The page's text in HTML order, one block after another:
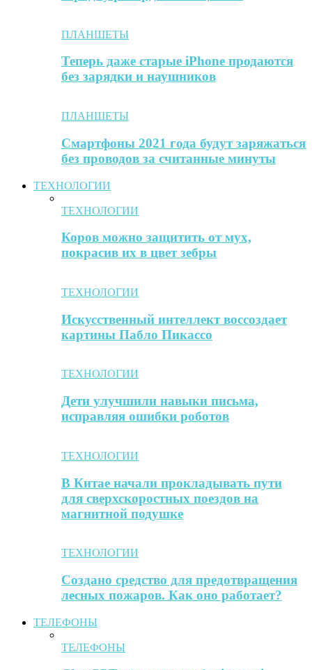
ПЛАНШЕТЫ
Теперь даже старые iPhone продаются
без зарядки и наушников
ПЛАНШЕТЫ
Смартфоны 2021 года будут заряжаться
без проводов за считанные минуты
ТЕХНОЛОГИИ
ТЕХНОЛОГИИ
Коров можно защитить от мух,
покрасив их в цвет зебры
ТЕХНОЛОГИИ
Искусственный интеллект воссоздает
картины Пабло Пикассо
ТЕХНОЛОГИИ
Дети улучшили навыки письма,
исправляя ошибки роботов
ТЕХНОЛОГИИ
В Китае начали прокладывать пути
для сверхскоростных поездов на
магнитной подушке
ТЕХНОЛОГИИ
Создано средство для предотвращения
лесных пожаров. Как оно работает?
ТЕЛЕФОНЫ
ТЕЛЕФОНЫ